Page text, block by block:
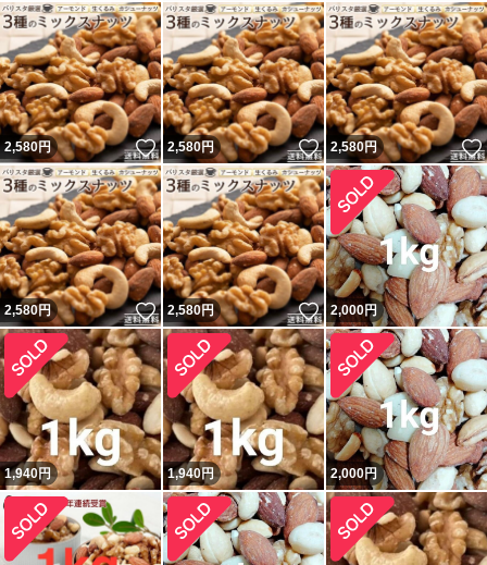
2,580円 いいね！
2,580円 いいね！
2,580円
2,580円 いいね！
2,580円 いいね！
2,000円
1,940円 1,940円 2,000円